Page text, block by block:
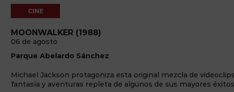
CINE
MOONWALKER (1988)
06 de agosto
Parque Abelardo Sánchez
Michael Jackson protagoniza esta original mezcla de
fantasía y aventuras repleta de algunos de sus mayores